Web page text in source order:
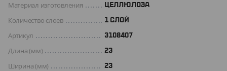
Материал изготовления ЦЕЛЛЮЛОЗА
Количество слоев 1 СЛОЙ
Артикул 3108407
Длина (мм) 23
Ширина (мм) 23